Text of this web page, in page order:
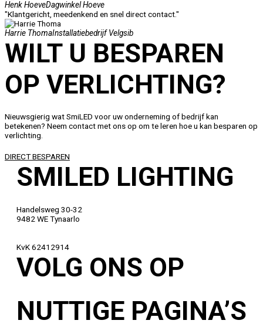
Henk HoeveDagwinkel Hoeve
"Klantgericht, meedenkend en snel direct contact."
Harrie ThomaInstallatiebedrijf Velgsib
WILT U BESPAREN
OP VERLICHTING?
Nieuwsgierig wat SmiLED voor uw onderneming of bedrijf kan
betekenen? Neem contact met ons op om te leren hoe u kan besparen op
verlichting.
DIRECT BESPAREN
SMILED LIGHTING
Handelsweg 30-32
9482 WE Tynaarlo
KvK 62412914
VOLG ONS OP
NUTTIGE PAGINA’S